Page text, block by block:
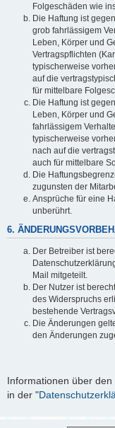
Folgeschäden wie
Die Haftung ist
grob fahrlässigem
Leben, Körper und
Vertragspflichten
typischerweise
auf die
für mittelbare
Die Haftung ist
Leben, Körper und
fahrlässigem
typischerweise
nach auf die
auch für mittelbare
Die
zugunsten der
Ansprüche für eine
unberührt.
6.
Der Betreiber ist
Mail mitgeteilt.
Der Nutzer ist
des Widerspruchs
bestehende
Die Änderungen
den Änderungen
Informationen über
in der "